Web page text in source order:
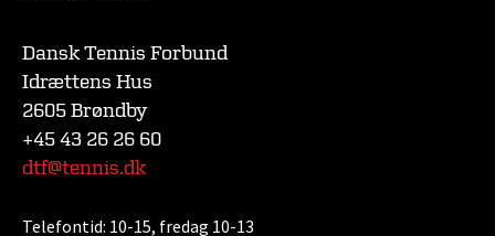
Dansk Tennis Forbund
Idrættens Hus
2605 Brøndby
+45 43 26 26 60
dtf@tennis.dk
Telefontid: 10-15, fredag 10-13